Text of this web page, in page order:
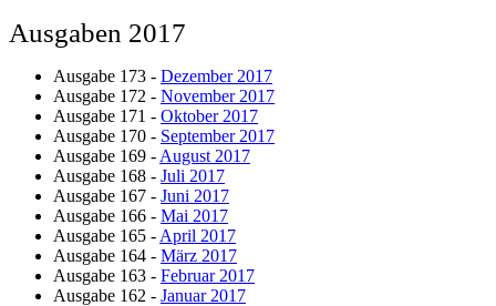
Ausgaben 2017
Ausgabe 173 - Dezember 2017
Ausgabe 172 - November 2017
Ausgabe 171 - Oktober 2017
Ausgabe 170 - September 2017
Ausgabe 169 - August 2017
Ausgabe 168 - Juli 2017
Ausgabe 167 - Juni 2017
Ausgabe 166 - Mai 2017
Ausgabe 165 - April 2017
Ausgabe 164 - März 2017
Ausgabe 163 - Februar 2017
Ausgabe 162 - Januar 2017